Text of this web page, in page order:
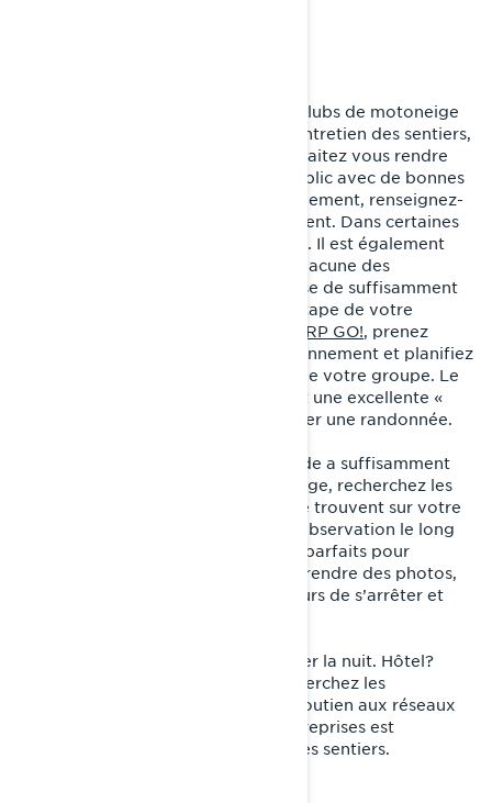
Premièrement, vérifiez auprès des clubs de motoneige
locaux, qui sont responsables de l’entretien des sentiers,
que la zone dans laquelle vous souhaitez vous rendre
propose des chemins ouverts au public avec de bonnes
conditions d’enneigement. Deuxièmement, renseignez-
vous sur les aires d’approvisionnement. Dans certaines
régions reculées, celles-ci sont rares. Il est également
très important de veiller à ce que chacune des
motoneiges de votre groupe dispose de suffisamment
de carburant jusqu’à la prochaine étape de votre
BRP GO!, prenez
connaissance des aires d’approvisionnement et planifiez
vos arrêts en fonction des besoins de votre groupe. Le
bidon d’essence LinQ est également une excellente «
assurance carburant » qui peut sauver une randonnée.
Après avoir vérifié que tout le monde a suffisamment
de carburant pour effectuer le voyage, recherchez les
espaces uniques et attrayants qui se trouvent sur votre
itinéraire. Chutes d’eau et points d’observation le long
des sentiers sont des points d’arrêt parfaits pour
profiter de vues panoramiques et prendre des photos,
en plus de permettre aux conducteurs de s’arrêter et
Enfin, trouvez un endroit pour passer la nuit. Hôtel?
Motel? Centre de villégiature? Recherchez les
établissements qui apportent leur soutien aux réseaux
de sentiers locaux. Soutenir ces entreprises est
primordial pour garantir la survie des sentiers.